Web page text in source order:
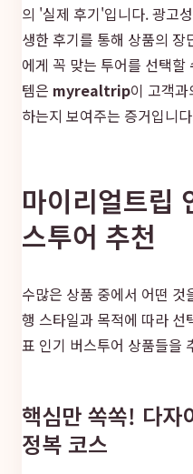
의 '실제 후기'입니다. 광고
생한 후기를 통해 상품의
에게 꼭 맞는 투어를 선택
템은 myrealtrip이 고객
하는지 보여주는 증거입니
마이리얼트립
스투어 추천
수많은 상품 중에서 어떤 것
행 스타일과 목적에 따라 선
표 인기 버스투어 상품들을
핵심만 쏙쏙! 다자
정복 코스